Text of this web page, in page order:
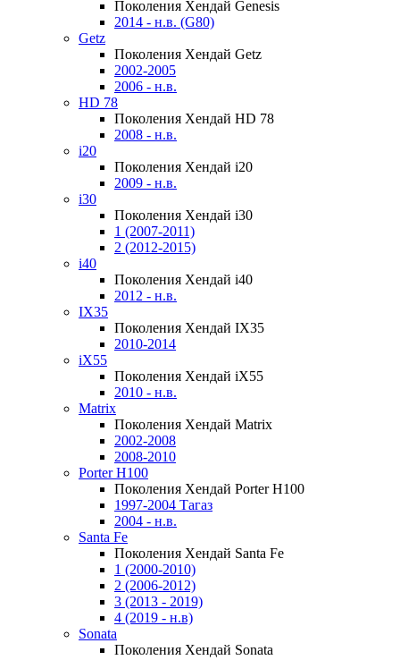
Поколения Хендай Genesis
2014 - н.в. (G80)
Getz
Поколения Хендай Getz
2002-2005
2006 - н.в.
HD 78
Поколения Хендай HD 78
2008 - н.в.
i20
Поколения Хендай i20
2009 - н.в.
i30
Поколения Хендай i30
1 (2007-2011)
2 (2012-2015)
i40
Поколения Хендай i40
2012 - н.в.
IX35
Поколения Хендай IX35
2010-2014
iX55
Поколения Хендай iX55
2010 - н.в.
Matrix
Поколения Хендай Matrix
2002-2008
2008-2010
Porter H100
Поколения Хендай Porter H100
1997-2004 Тагаз
2004 - н.в.
Santa Fe
Поколения Хендай Santa Fe
1 (2000-2010)
2 (2006-2012)
3 (2013 - 2019)
4 (2019 - н.в)
Sonata
Поколения Хендай Sonata